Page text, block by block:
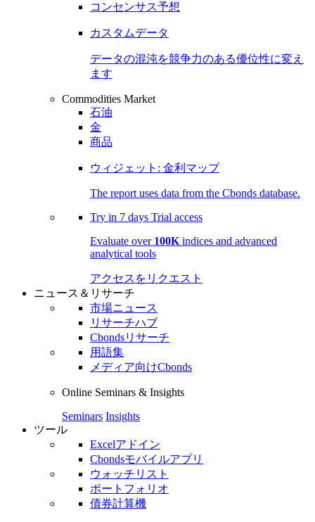
コンセンサス予想
カスタムデータ
データの混沌を競争力のある優位性に変え
ます
Commodities Market
石油
金
商品
ウィジェット: 金利マップ
The report uses data from the Cbonds database.
Try in 7 days Trial access
Evaluate over 100K indices and advanced
analytical tools
アクセスをリクエスト
ニュース＆リサーチ
市場ニュース
リサーチハブ
Cbondsリサーチ
用語集
メディア向けCbonds
Online Seminars & Insights
Seminars Insights
ツール
Excelアドイン
Cbondsモバイルアプリ
ウォッチリスト
ポートフォリオ
債券計算機